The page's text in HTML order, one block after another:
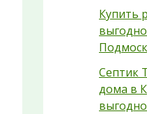
Купить
Септик
дома в